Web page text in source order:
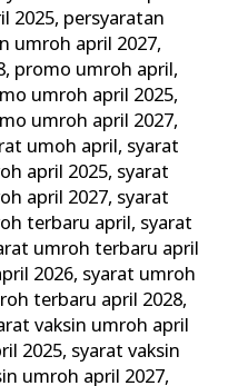
2025, persyaratan
umroh april 2027,
, promo umroh april,
umroh april 2025,
umroh april 2027,
umoh april, syarat
april 2025, syarat
april 2027, syarat
terbaru april, syarat
umroh terbaru april
2026, syarat umroh
terbaru april 2028,
vaksin umroh april
2025, syarat vaksin
umroh april 2027,